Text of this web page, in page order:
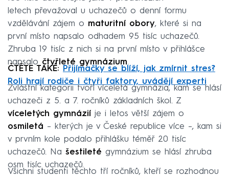
letech převažoval u uchazečů o denní formu
vzdělávání zájem o maturitní obory, které si na
první místo napsalo odhadem 95 tisíc uchazečů.
Zhruba 19 tisíc z nich si na první místo v přihlášce
napsalo čtyřleté gymnázium.
ČTĚTE TAKÉ:
Přijímačky se blíží, jak zmírnit stres?
Roli hrají rodiče i čtyři faktory, uvádějí experti
Zvláštní kategorii tvoří víceletá gymnázia, kam se hlásí
uchazeči z 5. a 7. ročníků základních škol. Z
víceletých gymnázií je i letos větší zájem o
osmiletá – kterých je v České republice více –, kam si
v prvním kole podalo přihlášku téměř 20 tisíc
uchazečů. Na šestileté gymnázium se hlásí zhruba
osm tisíc uchazečů.
Všichni studenti těchto tří ročníků, kteří se rozhodnou